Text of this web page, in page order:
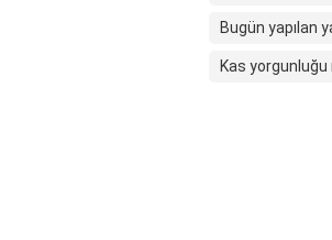
Bugün yapılan
Kas